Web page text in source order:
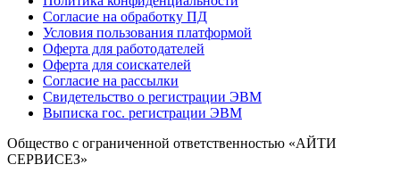
Согласие на обработку ПД
Условия пользования платформой
Оферта для работодателей
Оферта для соискателей
Согласие на рассылки
Свидетельство о регистрации ЭВМ
Выписка гос. регистрации ЭВМ
Общество с ограниченной ответственностью «АЙТИ
СЕРВИСЕЗ»